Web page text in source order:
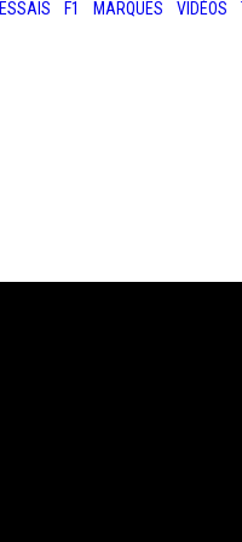
ESSAIS F1 MARQUES VIDÉOS